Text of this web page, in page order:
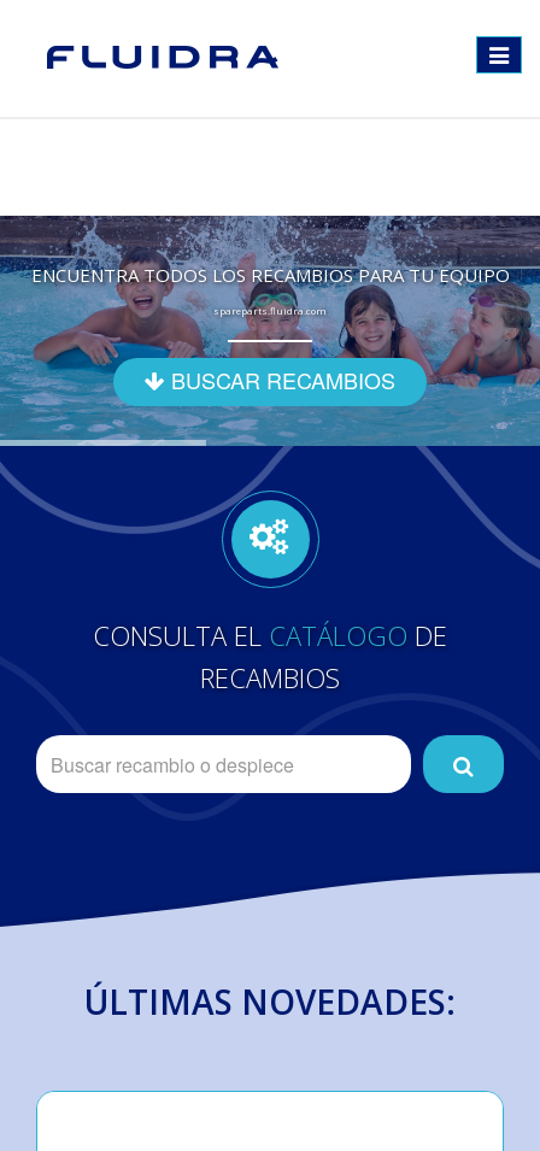
Toggle
ENCUENTRA TODOS LOS RECAMBIOS PARA TU EQUIPO
spareparts.fluidra.com
BUSCAR RECAMBIOS
CONSULTA EL CATÁLOGO DE
RECAMBIOS
ÚLTIMAS NOVEDADES: